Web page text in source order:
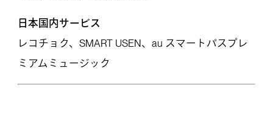
日本国内サービス
レコチョク、SMART USEN、au スマートパスプレ
ミアムミュージック